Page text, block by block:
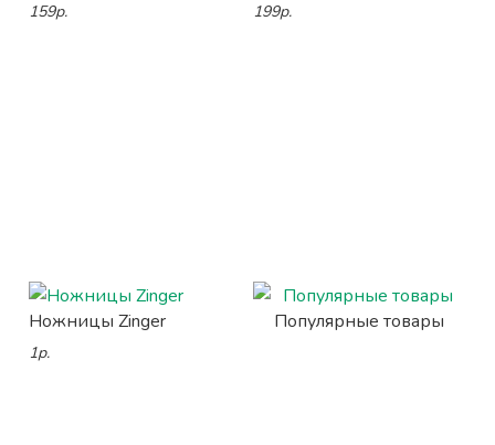
159р. 199р.
Ножницы Zinger
1р.
Популярные товары